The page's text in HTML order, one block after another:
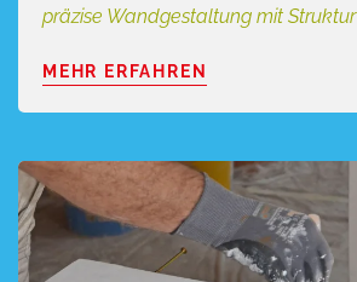
präzise Wandgestaltung mit Struktur
MEHR ERFAHREN